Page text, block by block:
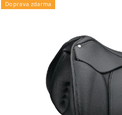
Doprava zdarma